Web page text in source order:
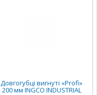
Довгогубці вигнуті «Profi»
200 мм INGCO INDUSTRIAL